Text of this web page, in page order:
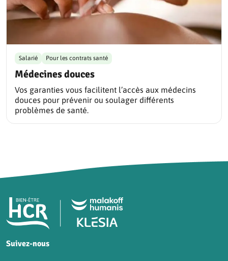
Médecines douces
Salarié Pour les contrats santé
Vos garanties vous facilitent l’accès aux médecins
douces pour prévenir ou soulager différents
problèmes de santé.
Pied de page HCR Bien-Être
Suivez-nous